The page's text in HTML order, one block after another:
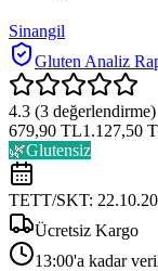
Sinangil
Gluten Analiz
4.3 (3 değerlendirme)
679,90 TL1.127,50
🌿Glutensiz
TETT/SKT:
Ücretsiz Kargo
13:00'a kadar